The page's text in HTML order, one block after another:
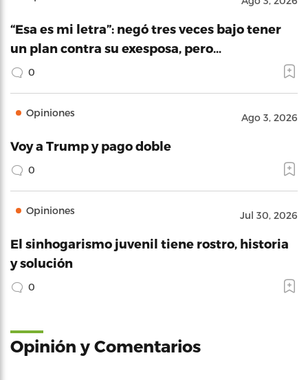
“Esa es mi letra”: negó tres veces bajo tener
un plan contra su exesposa, pero…
0
Opiniones Ago 3, 2026
Voy a Trump y pago doble
0
Opiniones Jul 30, 2026
El sinhogarismo juvenil tiene rostro, historia
y solución
0
Opinión y Comentarios